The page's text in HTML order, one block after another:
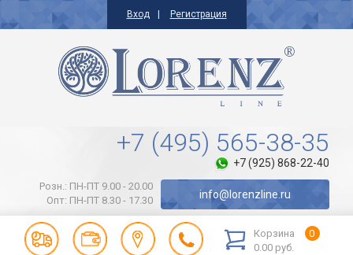
Вход Регистрация
+7 (495) 565-38-35
+7 (925) 868-22-40
Розн.: ПН-ПТ 9.00 - 20.00
Опт: ПН-ПТ 8.30 - 17.30
info@lorenzline.ru
Корзина
0
0.00 руб.